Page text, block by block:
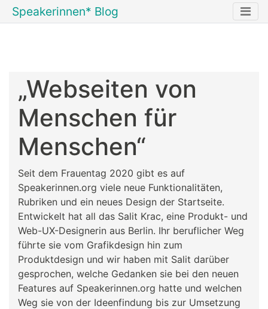
Speakerinnen* Blog
„Webseiten von
Menschen für
Menschen“
Seit dem Frauentag 2020 gibt es auf
Speakerinnen.org viele neue Funktionalitäten,
Rubriken und ein neues Design der Startseite.
Entwickelt hat all das Salit Krac, eine Produkt- und
Web-UX-Designerin aus Berlin. Ihr beruflicher Weg
führte sie vom Grafikdesign hin zum
Produktdesign und wir haben mit Salit darüber
gesprochen, welche Gedanken sie bei den neuen
Features auf Speakerinnen.org hatte und welchen
Weg sie von der Ideenfindung bis zur Umsetzung